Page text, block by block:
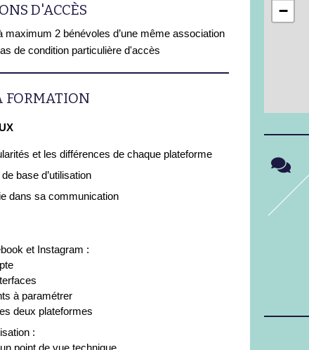
D'ACCÈS
maximum 2 bénévoles d’une même association
de condition particulière d'accès
FORMATION
et les différences de chaque plateforme
base d’utilisation
dans sa communication
et Instagram :
à paramétrer
deux plateformes
:
point de vue technique
−